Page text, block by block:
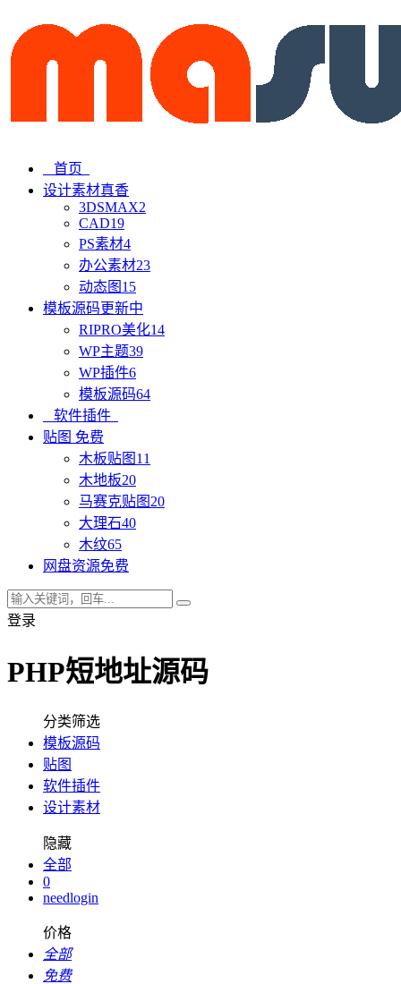
首页
设计素材真香
3DSMAX2
CAD19
PS素材4
办公素材23
动态图 15
模板源码更新中
RIPRO美化14
WP主题39
WP插件6
模板源码64
软件插件
贴图 免费
木板贴图 11
木地板20
马赛克贴图 20
大理石40
木纹65
网盘资源免费
登录
PHP短地址源码
分类筛选
模板源码
贴图
软件插件
设计素材
隐藏
全部
0
needlogin
价格
全部
免费